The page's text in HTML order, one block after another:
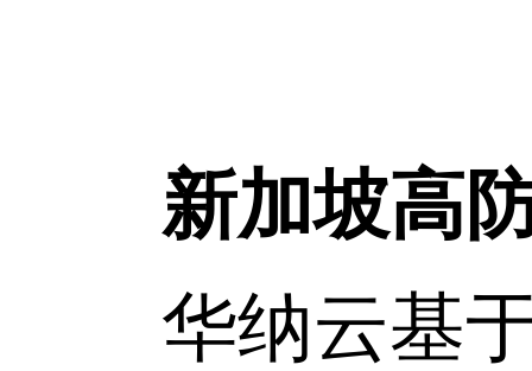
新加坡高
华纳云基于